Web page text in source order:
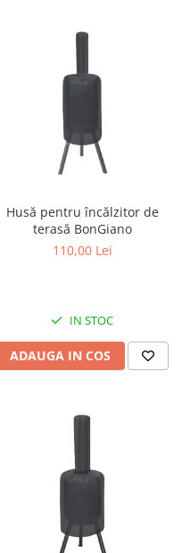
Husă pentru încălzitor de
terasă BonGiano
110,00 Lei
IN STOC
ADAUGA IN COS